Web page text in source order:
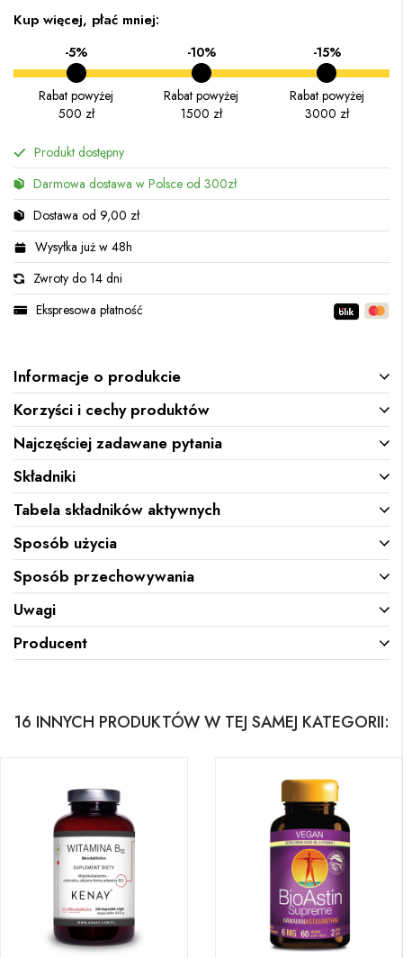
Kup więcej, płać mniej:
-5%
Rabat powyżej
500 zł
-10%
Rabat powyżej
1500 zł
-15%
Rabat powyżej
3000 zł
Produkt dostępny
Darmowa dostawa w Polsce od 300zł
Dostawa od 9,00 zł
Wysyłka już w 48h
Zwroty do 14 dni
Ekspresowa płatność
Informacje o produkcie
Korzyści i cechy produktów
Najczęściej zadawane pytania
Składniki
Tabela składników aktywnych
Sposób użycia
Sposób przechowywania
Uwagi
Producent
16 INNYCH PRODUKTÓW W TEJ SAMEJ KATEGORII: